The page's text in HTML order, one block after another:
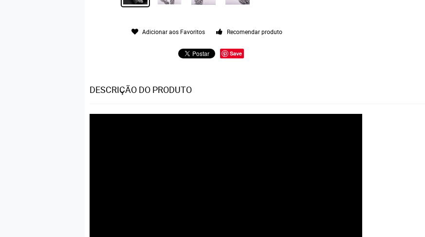
Adicionar aos Favoritos Recomendar produto
Save
DESCRIÇÃO DO PRODUTO